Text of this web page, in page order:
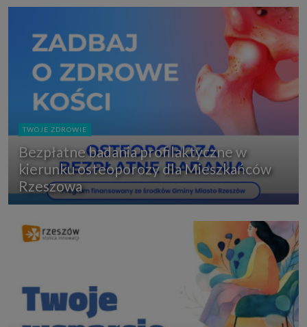
TWOJE ZDROWIE
Bezpłatne badania profilaktyczne w
kierunku osteoporozy dla Mieszkańców
Rzeszowa